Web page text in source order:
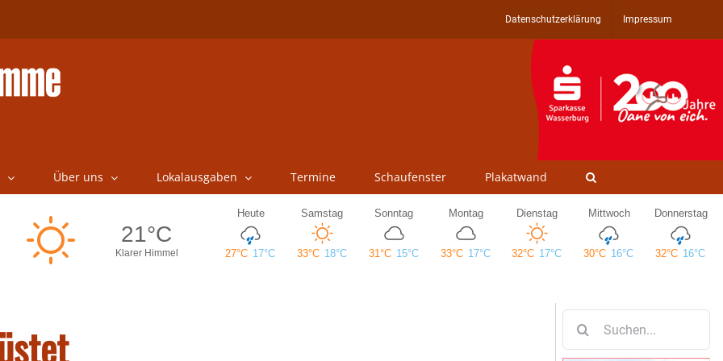
Datenschutzerklärung Impressum
Über uns Lokalausgaben Termine Schaufenster Plakatwand
nach: